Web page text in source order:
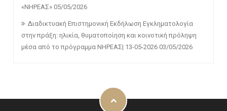
«ΝΗΡΕΑΣ» 05/05/2026
Διαδικτυακή Επιστημονική Εκδήλωση Εγκληματολογία
στην πράξη: ηλικία, θυματοποίηση και κοινοτική πρόληψη
μέσα από το πρόγραμμα ΝΗΡΕΑΣ| 13-05-2026 03/05/2026